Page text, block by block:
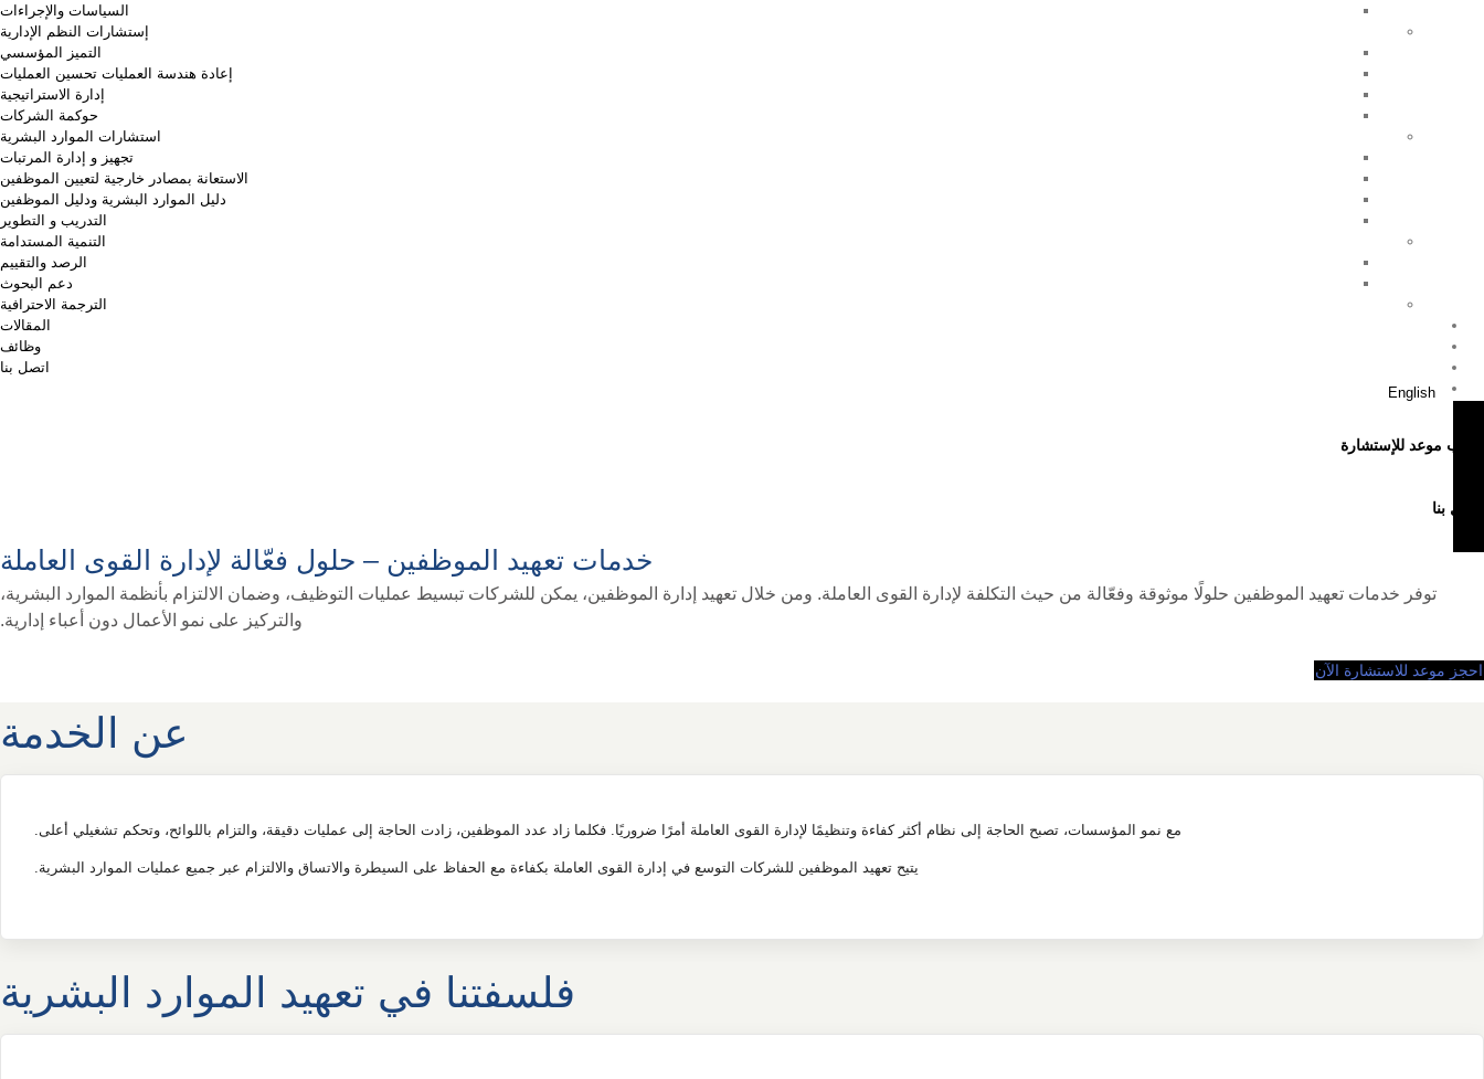
السياسات والإجراءات
إستشارات النظم الإدارية
التميز المؤسسي
إعادة هندسة العمليات تحسين العمليات
إدارة الاستراتيجية
حوكمة الشركات
استشارات الموارد البشرية
تجهيز و إدارة المرتبات
الاستعانة بمصادر خارجية لتعيين الموظفين
دليل الموارد البشرية ودليل الموظفين
التدريب و التطوير
التنمية المستدامة
الرصد والتقييم
دعم البحوث
الترجمة الاحترافية
المقالات
وظائف
اتصل بنا
English
اطلب موعد للإستشارة
اتصل بنا
خدمات تعهيد الموظفين – حلول فعّالة لإدارة القوى العاملة
توفر خدمات تعهيد الموظفين حلولًا موثوقة وفعّالة من حيث التكلفة لإدارة القوى العاملة. ومن خلال تعهيد إدارة الموظفين، يمكن للشركات تبسيط عمليات التوظيف، وضمان الالتزام بأنظمة الموارد البشرية،
والتركيز على نمو الأعمال دون أعباء إدارية.
احجز موعد للاستشارة الآن
عن الخدمة
مع نمو المؤسسات، تصبح الحاجة إلى نظام أكثر كفاءة وتنظيمًا لإدارة القوى العاملة أمرًا ضروريًا. فكلما زاد عدد الموظفين، زادت الحاجة إلى عمليات دقيقة، والتزام باللوائح، وتحكم تشغيلي أعلى.
يتيح تعهيد الموظفين للشركات التوسع في إدارة القوى العاملة بكفاءة مع الحفاظ على السيطرة والاتساق والالتزام عبر جميع عمليات الموارد البشرية.
فلسفتنا في تعهيد الموارد البشرية